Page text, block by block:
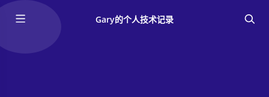
Gary的个人技术记录